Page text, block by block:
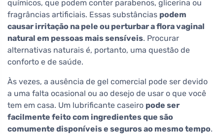
químicos, que podem conter parabenos, glicerina ou
fragrâncias artificiais. Essas substâncias podem
causar irritação na pele ou perturbar a flora vaginal
natural em pessoas mais sensíveis. Procurar
alternativas naturais é, portanto, uma questão de
conforto e de saúde.
Às vezes, a ausência de gel comercial pode ser devido
a uma falta ocasional ou ao desejo de usar o que você
tem em casa. Um lubrificante caseiro pode ser
facilmente feito com ingredientes que são
comumente disponíveis e seguros ao mesmo tempo.